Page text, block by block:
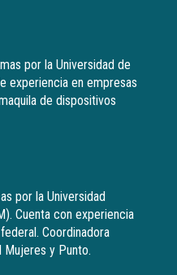
por la Universidad de
experiencia en empresas
de dispositivos
por la Universidad
Cuenta con experiencia
Coordinadora
Mujeres y Punto.